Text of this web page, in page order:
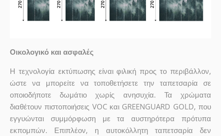
Οικολογικό και ασφαλές
Η τεχνολογία εκτύπωσης είναι φιλική προς το περιβάλλον,
ώστε να μπορείτε να τοποθετήσετε την ταπετσαρία σε
οποιοδήποτε δωμάτιο χωρίς ανησυχία. Τα χρώματα
διαθέτουν πιστοποιήσεις VOC και GREENGUARD GOLD, που
εγγυώνται συμμόρφωση με τα αυστηρότερα πρότυπα
εκπομπών. Επιπλέον, η αυτοκόλλητη ταπετσαρία δεν